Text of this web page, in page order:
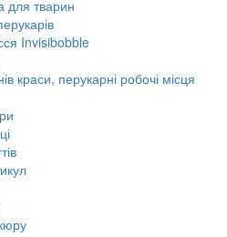
для тварин
Invisibobble
краси, перукарні робочі місця